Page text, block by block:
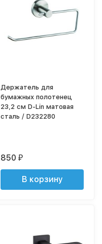
Держатель для
бумажных полотенец
23,2 см D-Lin матовая
сталь / D232280
850₽
В корзину